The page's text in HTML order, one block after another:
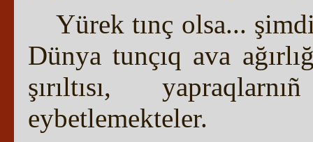
Yürek tınç olsa...
Dünya tunçıq ava
şırıltısı,
eybetlemekteler.